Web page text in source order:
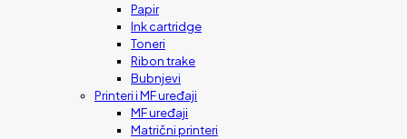
Papir
Ink cartridge
Toneri
Ribon trake
Bubnjevi
Printeri i MF uređaji
MF uređaji
Matrični printeri